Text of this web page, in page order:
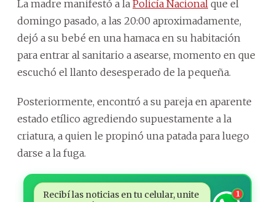
La madre manifestó a la Policía Nacional que el
domingo pasado, a las 20:00 aproximadamente,
dejó a su bebé en una hamaca en su habitación
para entrar al sanitario a asearse, momento en que
escuchó el llanto desesperado de la pequeña.
Posteriormente, encontró a su pareja en aparente
estado etílico agrediendo supuestamente a la
criatura, a quien le propinó una patada para luego
darse a la fuga.
Recibí las noticias en tu celular, unite
1